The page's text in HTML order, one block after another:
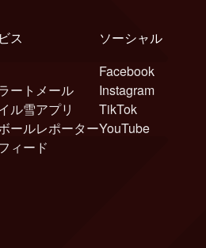
ビス
ートメール
ル雪アプリ
ールレポーター
ィード
ソーシャル
Facebook
Instagram
TikTok
YouTube